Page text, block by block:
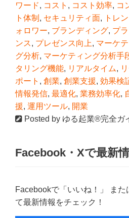
ワード, コスト , コスト効率, コ
ト体制 , セキュリティ面, トレ
ォロワー, ブランディング, プ
ンス, プレゼンス向上, マーケ
グ分析, マーケティング分析手
タリング機能, リアルタイム,
ポート , 創業, 創業支援, 効果検
情報発信, 最適化, 業務効率化,
援, 運用ツール, 開業
Posted by ゆる起業®完全ガ
Facebook・Xで最新
Facebookで「いいね！」 また
て最新情報をチェック！